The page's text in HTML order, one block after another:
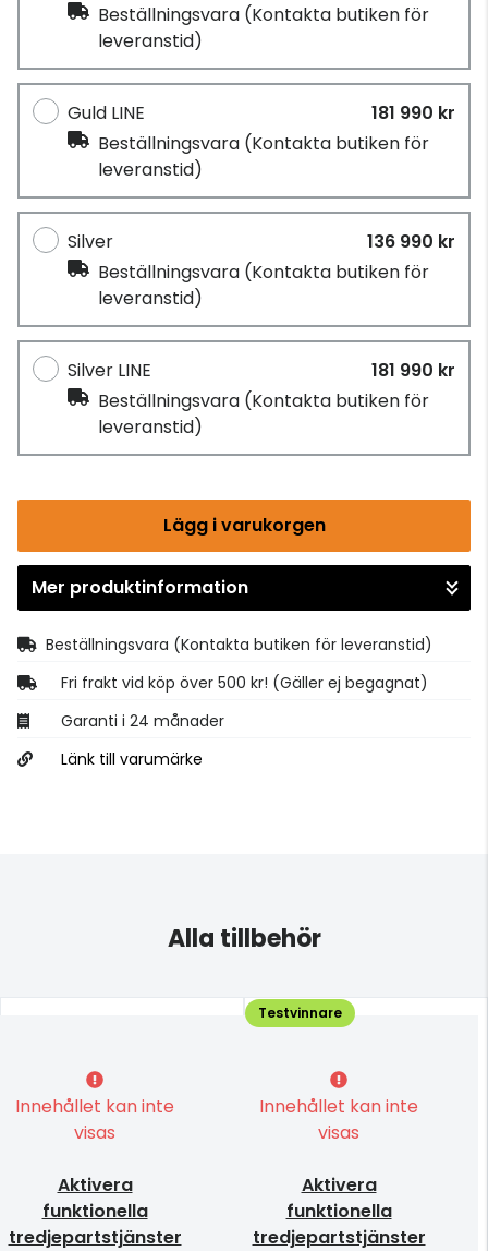
Beställningsvara (Kontakta butiken för
leveranstid)
Guld LINE
181 990 kr
Beställningsvara (Kontakta butiken för
leveranstid)
Silver
136 990 kr
Beställningsvara (Kontakta butiken för
leveranstid)
Silver LINE
181 990 kr
Beställningsvara (Kontakta butiken för
leveranstid)
Lägg i varukorgen
Gå till kassan
Mer produktinformation
Beställningsvara (Kontakta butiken för leveranstid)
Fri frakt vid köp över 500 kr! (Gäller ej begagnat)
Garanti i 24 månader
Länk till varumärke
Alla tillbehör
Innehållet kan inte
visas
Aktivera
funktionella
tredjepartstjänster
Innehållet kan inte
visas
Aktivera
funktionella
tredjepartstjänster
Testvinnare